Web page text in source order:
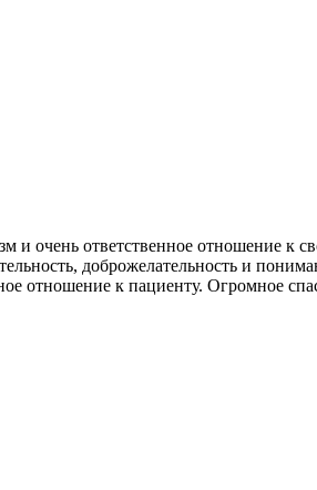
очень ответственное отношение к
доброжелательность и
отношение к пациенту. Огромное